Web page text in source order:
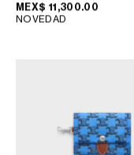
MEX$ 11,300.00
NOVEDAD